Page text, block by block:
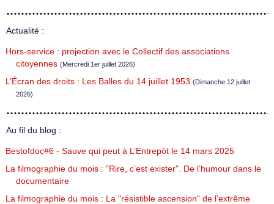
Actualité :
Hors-service : projection avec le Collectif des associations
citoyennes (Mercredi 1er juillet 2026)
L’Écran des droits : Les Balles du 14 juillet 1953 (Dimanche 12 juillet
2026)
Au fil du blog :
Bestofdoc#6 - Sauve qui peut à L’Entrepôt le 14 mars 2025
La filmographie du mois : "Rire, c’est exister". De l’humour dans le
documentaire
La filmographie du mois : La "résistible ascension" de l’extrême